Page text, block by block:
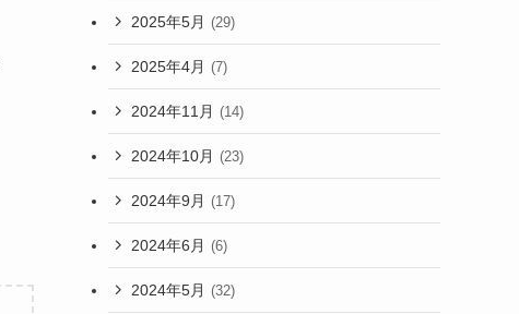
2025年5月 (29)
2025年4月 (7)
2024年11月 (14)
2024年10月 (23)
2024年9月 (17)
2024年6月 (6)
2024年5月 (32)